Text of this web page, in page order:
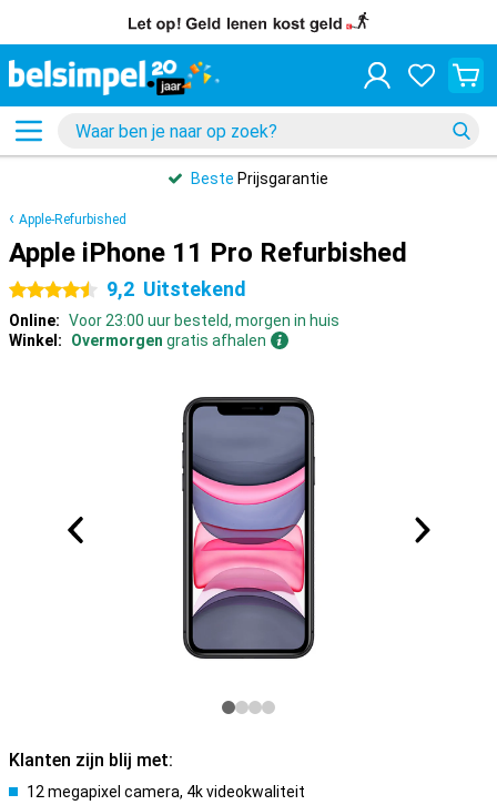
Beste Prijsgarantie
Apple-Refurbished
Apple iPhone 11 Pro Refurbished
4.5 sterren 9,2 Uitstekend
Online: Voor 23:00 uur besteld, morgen in huis
Winkel:
Overmorgen gratis afhalen
Klanten zijn blij met:
12 megapixel camera, 4k videokwaliteit